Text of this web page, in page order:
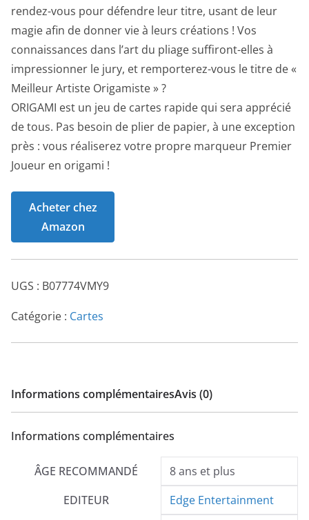
rendez-vous pour défendre leur titre, usant de leur
magie afin de donner vie à leurs créations ! Vos
connaissances dans l’art du pliage suffiront-elles à
impressionner le jury, et remporterez-vous le titre de «
Meilleur Artiste Origamiste » ?
ORIGAMI est un jeu de cartes rapide qui sera apprécié
de tous. Pas besoin de plier de papier, à une exception
près : vous réaliserez votre propre marqueur Premier
Joueur en origami !
Acheter chez
Amazon
UGS : B07774VMY9
Catégorie : Cartes
Informations complémentairesAvis (0)
Informations complémentaires
ÂGE RECOMMANDÉ
8 ans et plus
EDITEUR
Edge Entertainment